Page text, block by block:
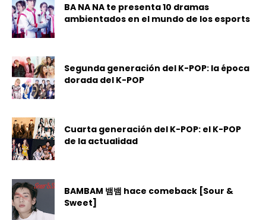
BA NA NA te presenta 10 dramas
ambientados en el mundo de los esports
Segunda generación del K-POP: la época
dorada del K-POP
Cuarta generación del K-POP: el K-POP
de la actualidad
BAMBAM 뱀뱀 hace comeback [Sour &
Sweet]